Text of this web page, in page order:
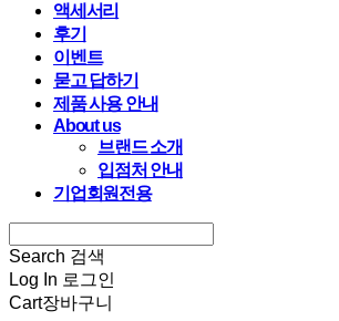
액세서리
후기
이벤트
묻고 답하기
제품 사용 안내
About us
브랜드 소개
입점처 안내
기업회원전용
Search 검색
Log In 로그인
Cart장바구니